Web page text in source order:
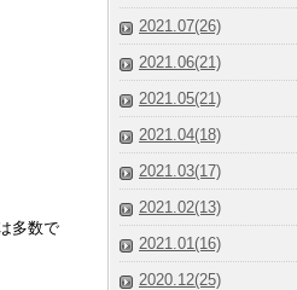
多数で
2021.07(26)
2021.06(21)
2021.05(21)
2021.04(18)
2021.03(17)
2021.02(13)
2021.01(16)
2020.12(25)